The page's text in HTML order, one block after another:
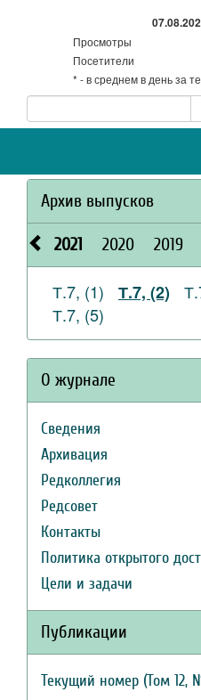
Просмотры
Посетители
* - в среднем в день за
Архив выпусков
2021 2020 2019
Т.7, (1) Т.7, (2)
Т.7, (5)
О журнале
Сведения
Архивация
Редколлегия
Редсовет
Контакты
Политика открытого
Цели и задачи
Публикации
Текущий номер (Том 12,